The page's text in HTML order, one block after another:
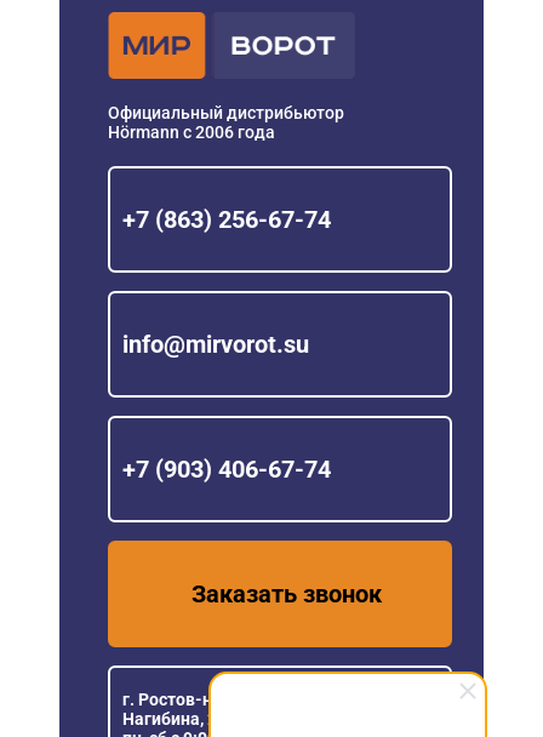
Официальный дистрибьютор
Hörmann с 2006 года
+7 (863) 256-67-74
info@mirvorot.su
+7 (903) 406-67-74
Заказать звонок
г. Ростов-на-Дону, пр. Михаила
Нагибина, 23